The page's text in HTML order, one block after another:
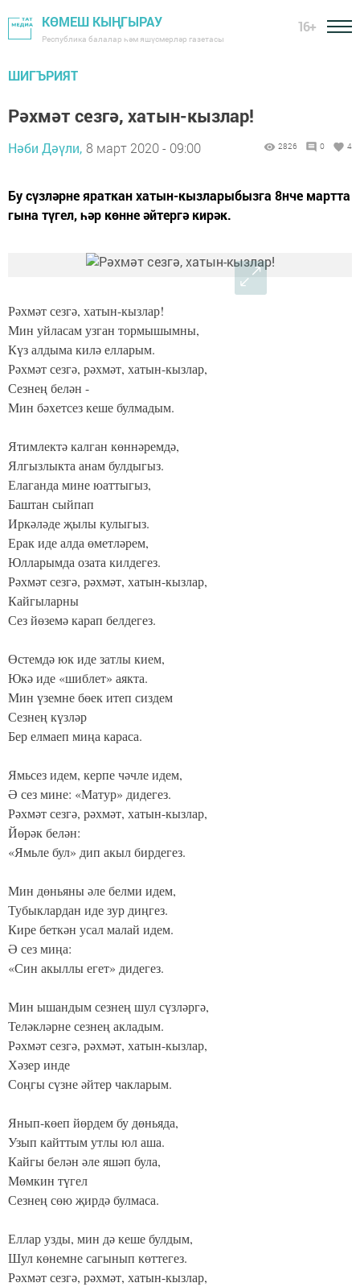
КӨМЕШ КЫҢГЫРАУ
Республика балалар һәм яшүсмерләр газетасы
16+
ШИГЪРИЯТ
Рәхмәт сезгә, хатын-кызлар!
Нәби Дәүли, 8 март 2020 - 09:00 2826 0 4
Бу сүзләрне яраткан хатын-кызларыбызга 8нче мартта
гына түгел, һәр көнне әйтергә кирәк.
Рәхмәт сезгә, хатын-кызлар!
Мин уйласам узган тормышымны,
Күз алдыма килә елларым.
Рәхмәт сезгә, рәхмәт, хатын-кызлар,
Сезнең белән -
Мин бәхетсез кеше булмадым.
Ятимлектә калган көннәремдә,
Ялгызлыкта анам булдыгыз.
Елаганда мине юаттыгыз,
Баштан сыйпап
Иркәләде җылы кулыгыз.
Ерак иде алда өметләрем,
Юлларымда озата килдегез.
Рәхмәт сезгә, рәхмәт, хатын-кызлар,
Кайгыларны
Сез йөземә карап белдегез.
Өстемдә юк иде затлы кием,
Юкә иде «шиблет» аякта.
Мин үземне бөек итеп сиздем
Сезнең күзләр
Бер елмаеп миңа караса.
Ямьсез идем, керпе чәчле идем,
Ә сез мине: «Матур» дидегез.
Рәхмәт сезгә, рәхмәт, хатын-кызлар,
Йөрәк белән:
«Ямьле бул» дип акыл бирдегез.
Мин дөньяны әле белми идем,
Тубыклардан иде зур диңгез.
Кире беткән усал малай идем.
Ә сез миңа:
«Син акыллы егет» дидегез.
Мин ышандым сезнең шул сүзләргә,
Теләкләрне сезнең акладым.
Рәхмәт сезгә, рәхмәт, хатын-кызлар,
Хәзер инде
Соңгы сүзне әйтер чакларым.
Янып-көеп йөрдем бу дөньяда,
Узып кайттым утлы юл аша.
Кайгы белән әле яшәп була,
Мөмкин түгел
Сезнең сөю җирдә булмаса.
Еллар узды, мин дә кеше булдым,
Шул көнемне сагынып көттегез.
Рәхмәт сезгә, рәхмәт, хатын-кызлар,